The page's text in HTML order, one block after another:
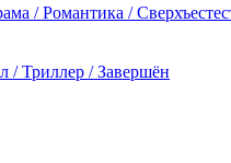
/ Романтика /
/ Триллер / Завершён